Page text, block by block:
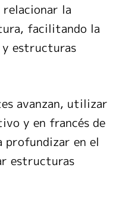
la
facilitando la
y estructuras
avanzan, utilizar
y en francés de
profundizar en el
estructuras